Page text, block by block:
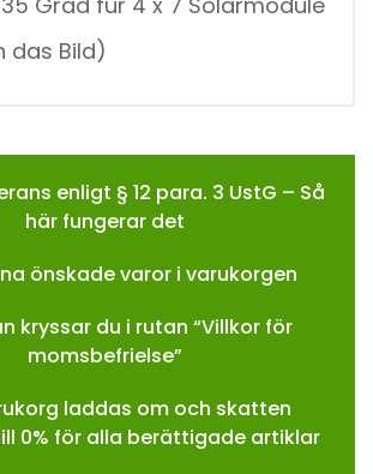
das Bild)
enligt § 12 para. 3 UstG – Så
här fungerar det
önskade varor i varukorgen
kryssar du i rutan “Villkor för
momsbefrielse”
laddas om och skatten
0% för alla berättigade artiklar